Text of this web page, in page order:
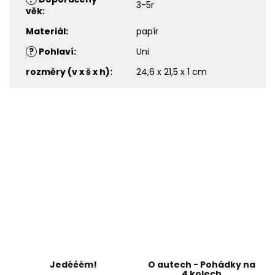
věk: 3-5r
Materiál:
papír
? Pohlaví:
Uni
rozměry (v x š x h): 24,6 x 21,5 x 1 cm
Jedééém! O autech - Pohádky na